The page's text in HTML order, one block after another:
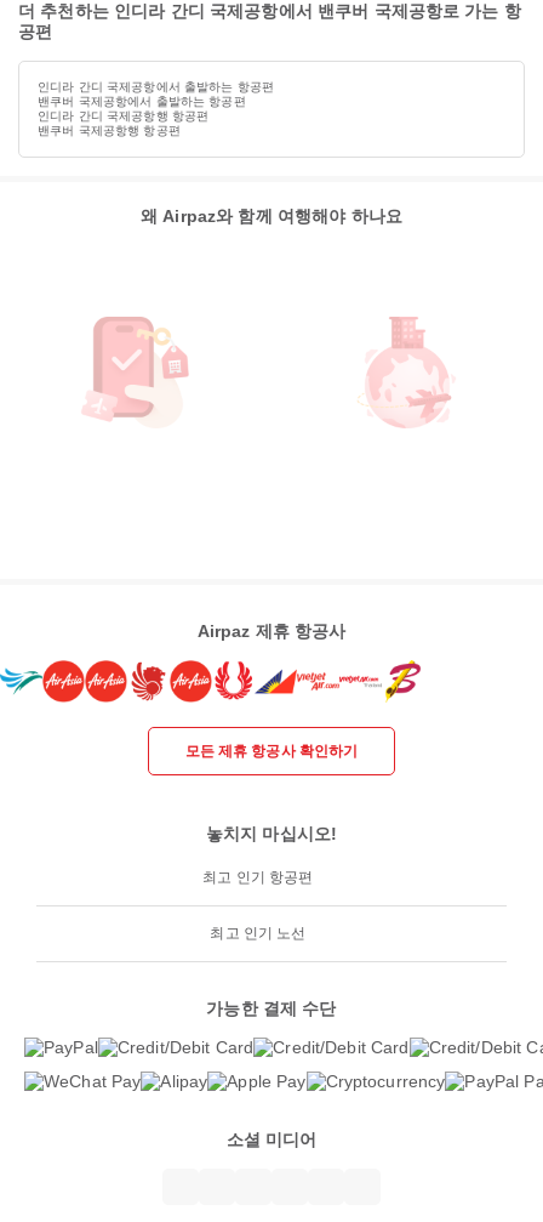
더 추천하는 인디라 간디 국제공항에서 밴쿠버 국제공항로 가는 항
공편
인디라 간디 국제공항에서 출발하는 항공편
밴쿠버 국제공항에서 출발하는 항공편
인디라 간디 국제공항행 항공편
밴쿠버 국제공항행 항공편
왜 Airpaz와 함께 여행해야 하나요
Airpaz 제휴 항공사
모든 제휴 항공사 확인하기
놓치지 마십시오!
최고 인기 항공편
최고 인기 노선
가능한 결제 수단
소셜 미디어